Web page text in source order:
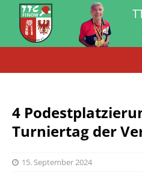
4
Turniertag der
15. September 2024